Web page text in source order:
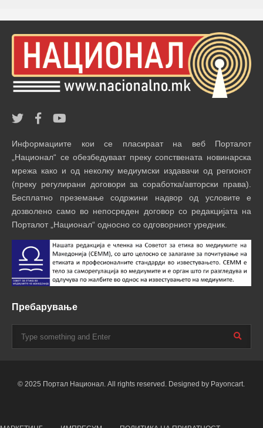
Информациите кои се пласираат на веб Порталот
„Национал“ се обезбедуваат преку сопствената новинарска
мрежа како и од неколку медиумски издавачи од регионот
(преку регулирани договори за соработка/авторски права).
Бесплатно преземање содржини надвор од условите е
дозволено само во непосреден договор со редакцијата на
Порталот „Национал“ односно со одговорниот уредник.
Пребарување
© 2025 Портал Национал. All rights reserved. Designed by Payoncart.